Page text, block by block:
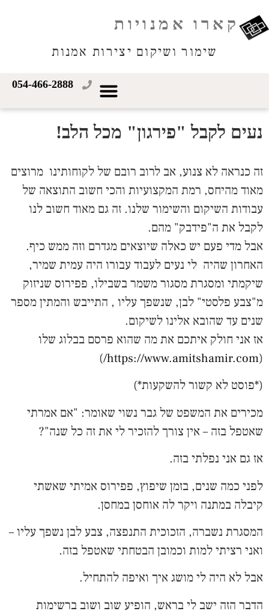
קארו אמנויות
שימור ושיקום יצירות אמנות
054-466-2888
נעים לקבל "פירגון" מכל הלב!
זה כנראה לא צנוע, אב לרוב רובם של לקוחותינו מרוצים
מאוד מהיחס, רמת המקצועיות והכי חשוב התוצאה של
עבודות השיקום והשימור שלנו. זה גם מאוד חשוב לנו
לקבל את ה"פידבק" מהם.
אבל מדי פעם יש כאלה שיוצאים מגדרם וזה ממש כיף.
האחרון שהיה לי נעים לעבוד עבורו היה עמית שמיר,
שיקמתי ומסגרת מסגור משמר בשבילו, פפירוס שניזוק
מ"צבע פלסטי" לבן, שנשפך עליו , התייבש והמתין מספר
שנים עד שהובא אלינו לשיקום.
אז אני חולק איתכם את מה שהוא פרסם בבלוג שלו
(
https://www.amitshamir.com/
)
(*פוסט לא קשור להשקעות*)
מכירים את המשפט של גבר נשוי שאומר: "אם אמרתי
שאטפל בזה – אין צורך להזכיר לי את זה כל שנה"?
אז גם אני נפלתי בזה.
לפני כמה שנים, בזמן שיפוץ, פפירוס אמיתי שאשתי
קיבלה במתנה ויקר לה אוחסן במחסן.
המסגרת נשברה, הזכוכית התנפצה, צבע לבן נשפך עליו –
ואני רציתי למות וכמובן הבטחתי שאטפל בזה.
אבל לא היה לי מושג איך ואיפה להתחיל.
הדבר הזה ישב לי בראש, הופיע שוב ושוב ברשימות